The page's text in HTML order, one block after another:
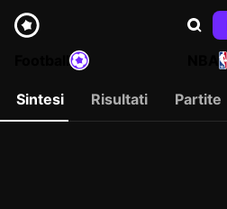
NBA
Sintesi Risultati Partite